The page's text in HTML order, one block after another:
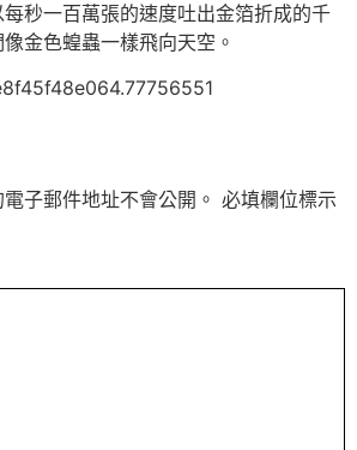
秒一百萬張的速度吐出金箔折成的千
金色蝗蟲一樣飛向天空。
子郵件地址不會公開。 必填欄位標示